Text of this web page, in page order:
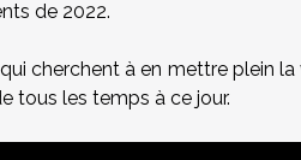
de 2022.
cherchent à en mettre plein
tous les temps à ce jour.